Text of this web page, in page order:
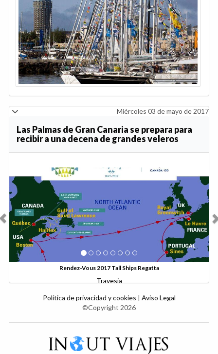
Miércoles 03 de mayo de 2017
Las Palmas de Gran Canaria se prepara para
recibir a una decena de grandes veleros
Rendez-Vous 2017
Salida de
Anterior
Política de privacidad y cookies | Aviso Legal
©Copyright 2026